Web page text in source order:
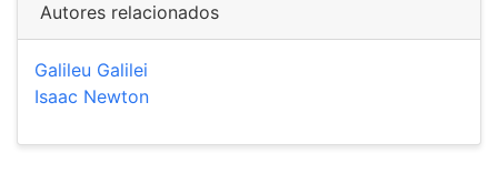
Autores relacionados
Galileu Galilei
Isaac Newton